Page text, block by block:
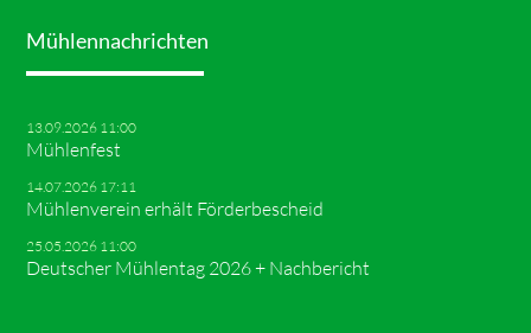
Mühlennachrichten
13.09.2026 11:00
Mühlenfest
14.07.2026 17:11
Mühlenverein erhält Förderbescheid
25.05.2026 11:00
Deutscher Mühlentag 2026 + Nachbericht